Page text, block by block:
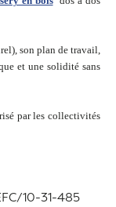
son plan de travail,
et une solidité sans
par les collectivités
10-31-485